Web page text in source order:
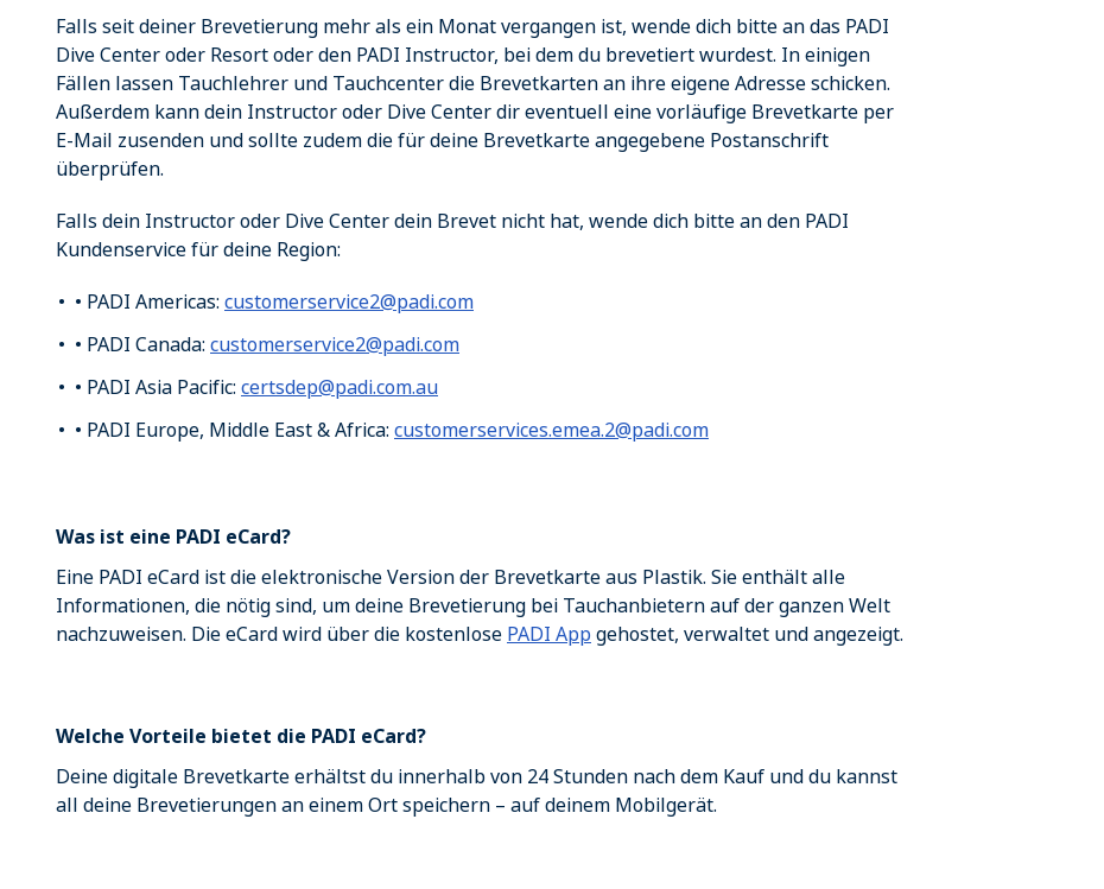
Falls seit deiner Brevetierung mehr als ein Monat vergangen ist, wende dich bitte an das PADI
Dive Center oder Resort oder den PADI Instructor, bei dem du brevetiert wurdest. In einigen
Fällen lassen Tauchlehrer und Tauchcenter die Brevetkarten an ihre eigene Adresse schicken.
Außerdem kann dein Instructor oder Dive Center dir eventuell eine vorläufige Brevetkarte per
E-Mail zusenden und sollte zudem die für deine Brevetkarte angegebene Postanschrift
überprüfen.
Falls dein Instructor oder Dive Center dein Brevet nicht hat, wende dich bitte an den PADI
Kundenservice für deine Region:
• PADI Americas: customerservice2@padi.com
• PADI Canada: customerservice2@padi.com
• PADI Asia Pacific: certsdep@padi.com.au
• PADI Europe, Middle East & Africa: customerservices.emea.2@padi.com
Was ist eine PADI eCard?
Eine PADI eCard ist die elektronische Version der Brevetkarte aus Plastik. Sie enthält alle
Informationen, die nötig sind, um deine Brevetierung bei Tauchanbietern auf der ganzen Welt
nachzuweisen. Die eCard wird über die kostenlose PADI Appgehostet, verwaltet und angezeigt.
Welche Vorteile bietet die PADI eCard?
Deine digitale Brevetkarte erhältst du innerhalb von 24 Stunden nach dem Kauf und du kannst
all deine Brevetierungen an einem Ort speichern – auf deinem Mobilgerät.